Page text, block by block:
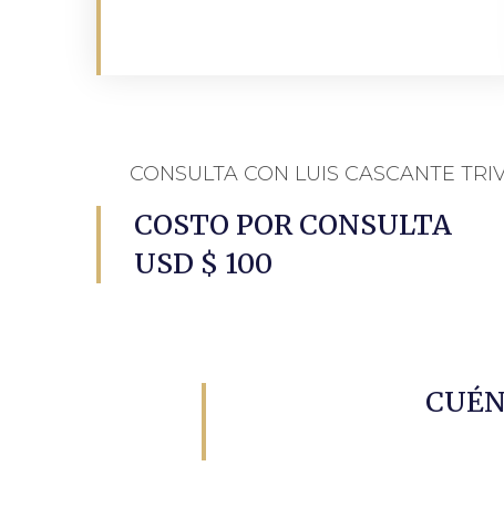
CONSULTA CON LUIS CASCANTE
COSTO POR CONSULTA
USD $ 100